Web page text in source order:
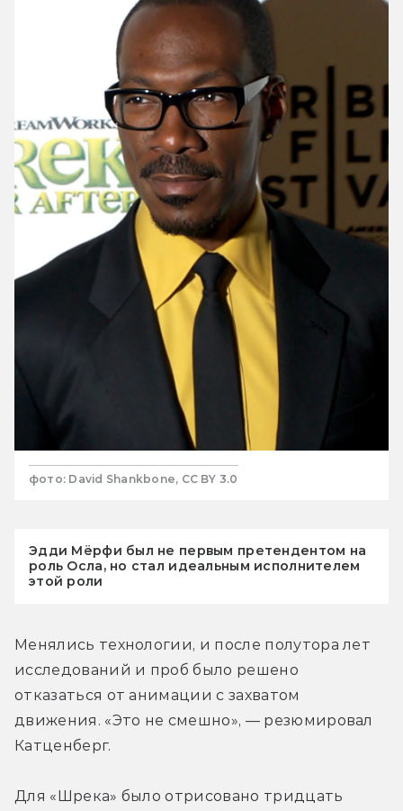
фото: David Shankbone, CC BY 3.0
Эдди Мёрфи был не первым претендентом на
роль Осла, но стал идеальным исполнителем
этой роли
Менялись технологии, и после полутора лет
исследований и проб было решено
отказаться от анимации с захватом
движения. «Это не смешно», — резюмировал
Катценберг.
Для «Шрека» было отрисовано тридцать